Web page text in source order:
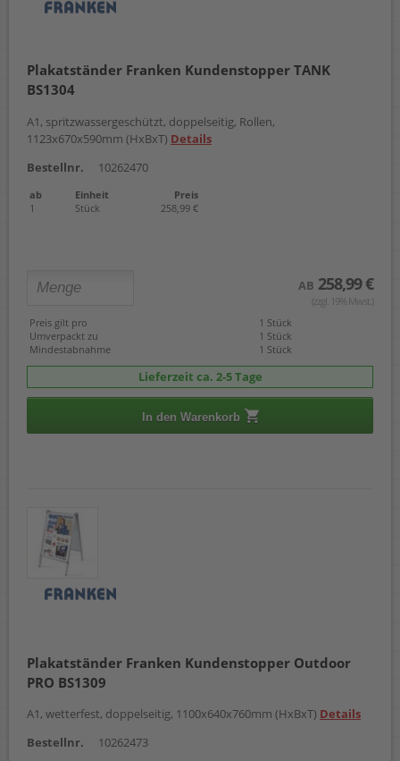
Plakatständer Franken Kundenstopper TANK
BS1304
A1, spritzwassergeschützt, doppelseitig, Rollen,
1123x670x590mm (HxBxT) Details
Bestellnr.
10262470
ab Einheit
Preis
1
Stück 258,99 €
AB 258,99 €
(zzgl. 19% Mwst.)
Preis gilt pro
1 Stück
Umverpackt zu
1 Stück
Mindestabnahme
1 Stück
Lieferzeit ca. 2-5 Tage
In den Warenkorb
Plakatständer Franken Kundenstopper Outdoor
PRO BS1309
A1, wetterfest, doppelseitig, 1100x640x760mm (HxBxT) Details
Bestellnr.
10262473